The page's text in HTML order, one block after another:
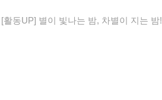
[활동UP] 별이 빛나는 밤, 차별이 지는 밤!